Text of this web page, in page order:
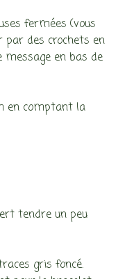
fermées (vous
par des crochets en
en bas de
en comptant la
tendre un peu
gris foncé.